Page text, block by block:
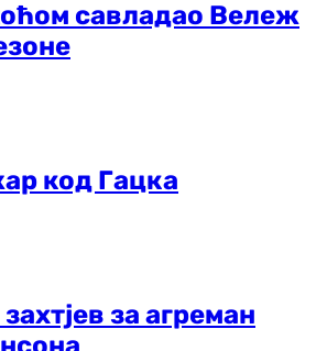
савладао Вележ
код Гацка
за агреман